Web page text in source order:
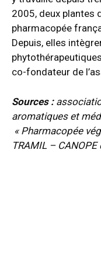
2005, deux plantes
pharmacopée
Depuis, elles
co-fondateur de
Sources :
aromatiques et m
« Pharmacopée
TRAMIL –